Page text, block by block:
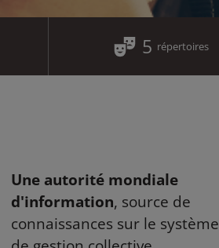
5 répertoires
Une autorité mondiale
d'information, source de
connaissances sur le système